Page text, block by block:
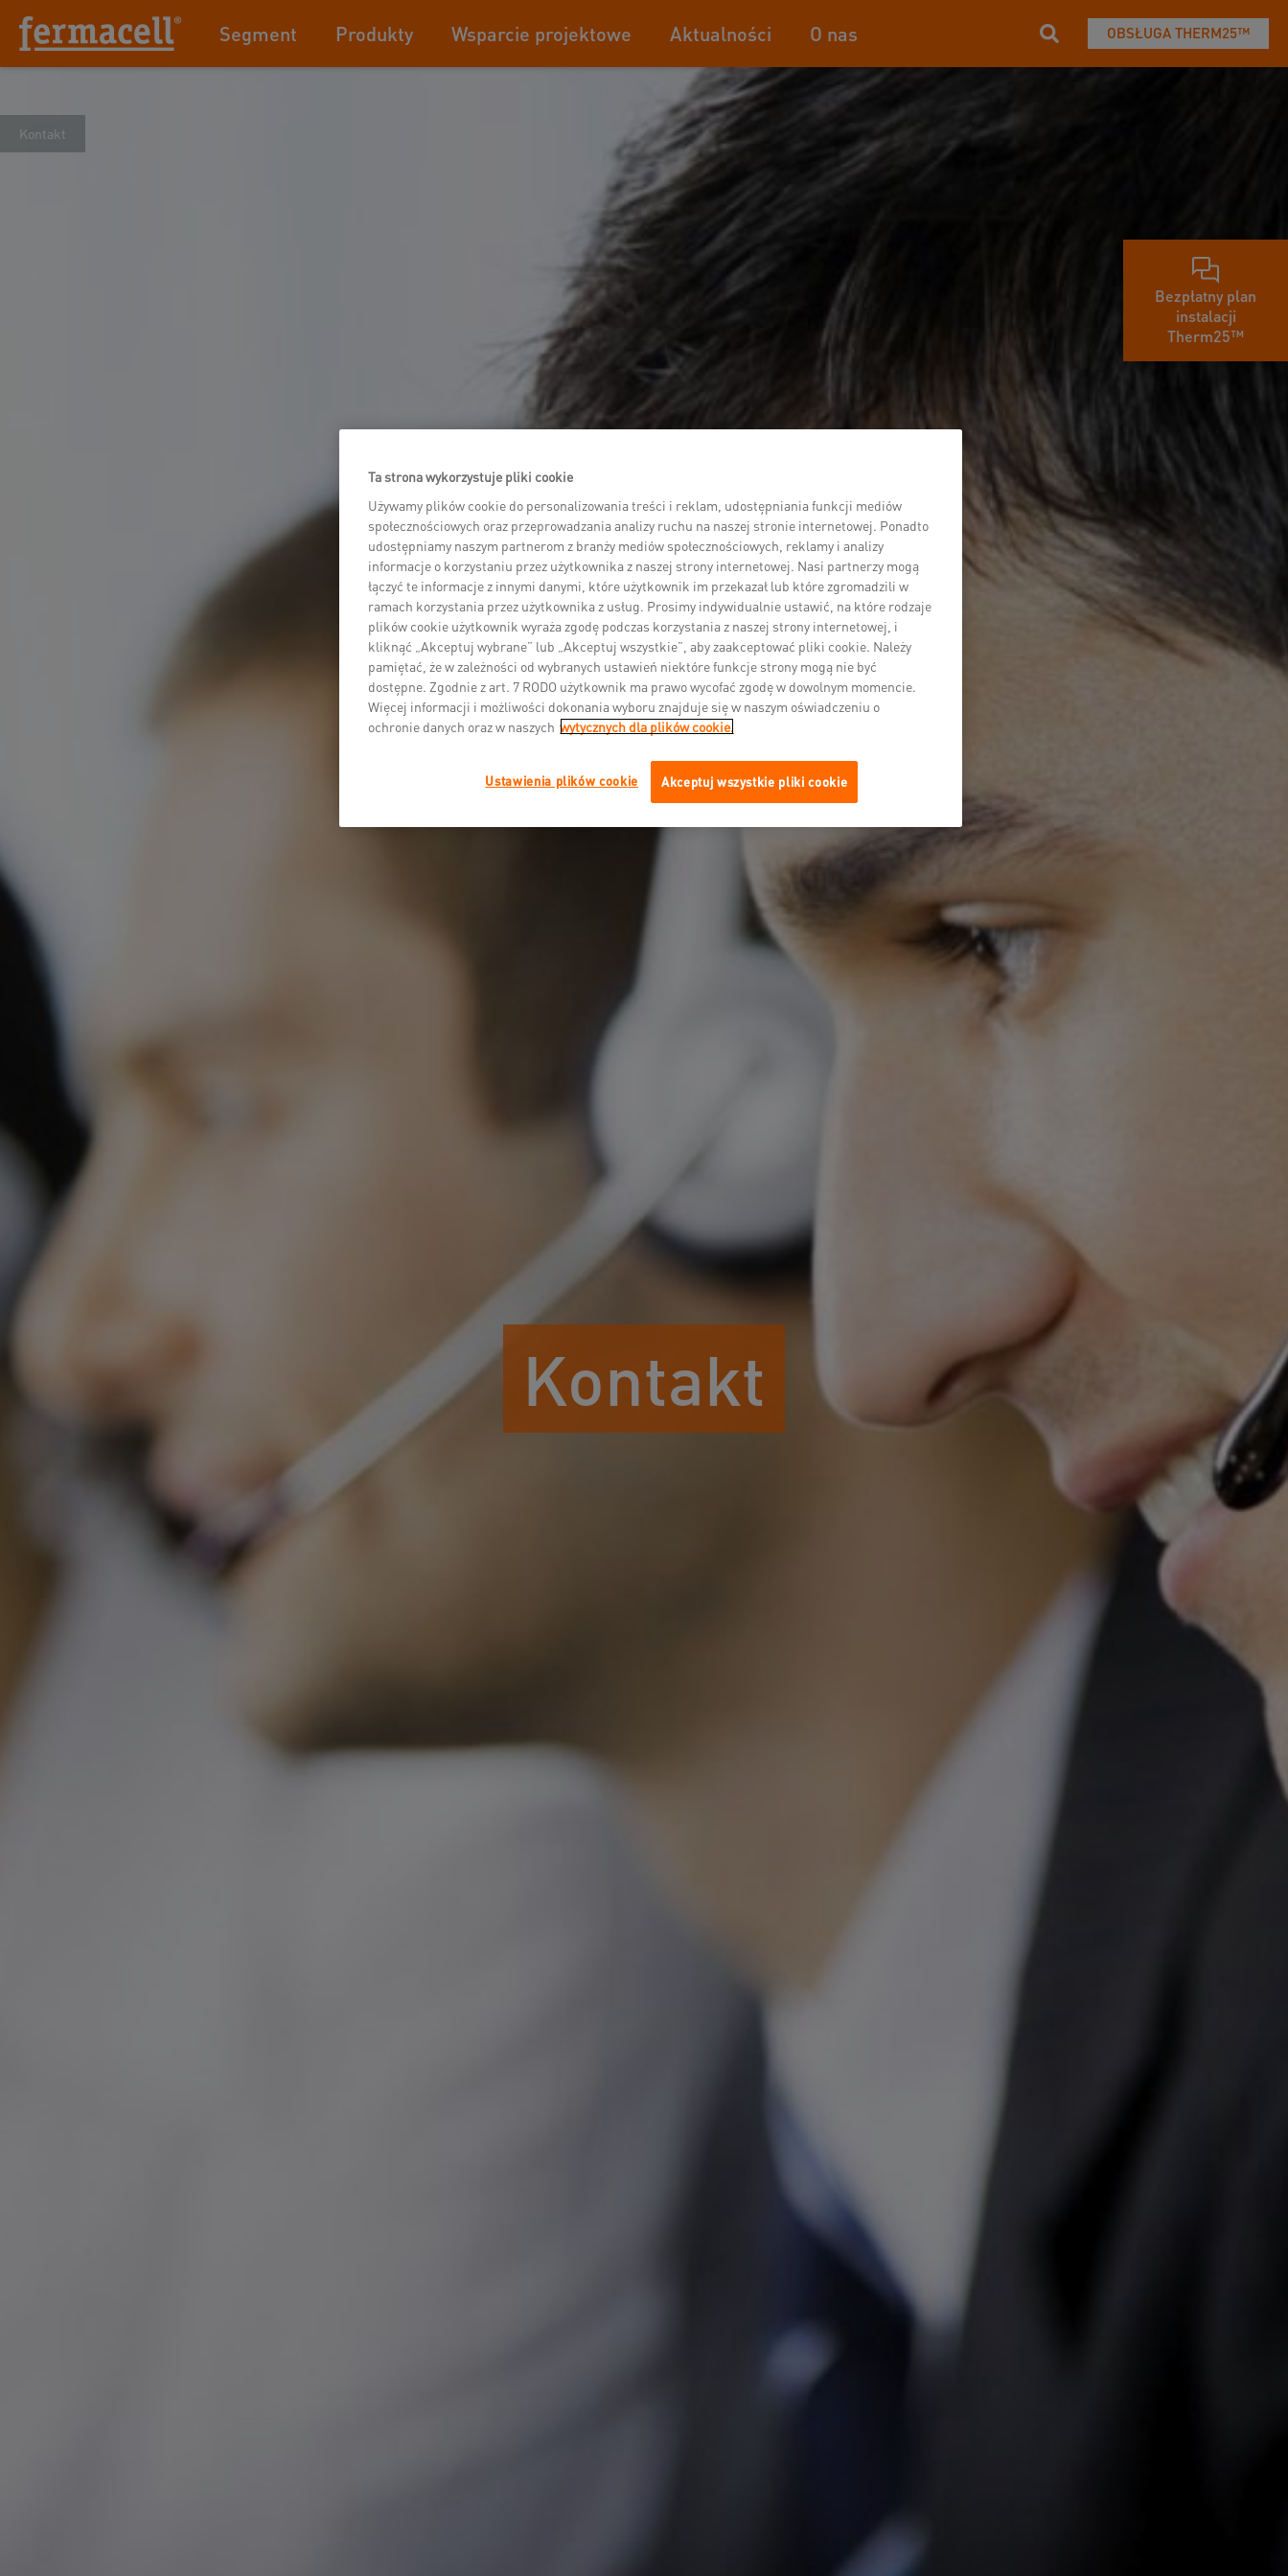
Bezpłatny plan
instalacji
Therm25™
Segment Produkty Wsparcie projektowe Aktualności O nas OBSŁUGA THERM25™
Kontakt
Kontakt
Ta strona wykorzystuje pliki cookie
Używamy plików cookie do personalizowania treści i reklam, udostępniania funkcji mediów
społecznościowych oraz przeprowadzania analizy ruchu na naszej stronie internetowej. Ponadto
udostępniamy naszym partnerom z branży mediów społecznościowych, reklamy i analizy
informacje o korzystaniu przez użytkownika z naszej strony internetowej. Nasi partnerzy mogą
łączyć te informacje z innymi danymi, które użytkownik im przekazał lub które zgromadzili w
ramach korzystania przez użytkownika z usług. Prosimy indywidualnie ustawić, na które rodzaje
plików cookie użytkownik wyraża zgodę podczas korzystania z naszej strony internetowej, i
kliknąć „Akceptuj wybrane” lub „Akceptuj wszystkie”, aby zaakceptować pliki cookie. Należy
pamiętać, że w zależności od wybranych ustawień niektóre funkcje strony mogą nie być
dostępne. Zgodnie z art. 7 RODO użytkownik ma prawo wycofać zgodę w dowolnym momencie.
Więcej informacji i możliwości dokonania wyboru znajduje się w naszym oświadczeniu o
ochronie danych oraz w naszych wytycznych dla plików cookie.
Ustawienia plików cookie Akceptuj wszystkie pliki cookie